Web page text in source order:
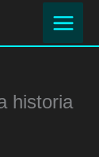
historia